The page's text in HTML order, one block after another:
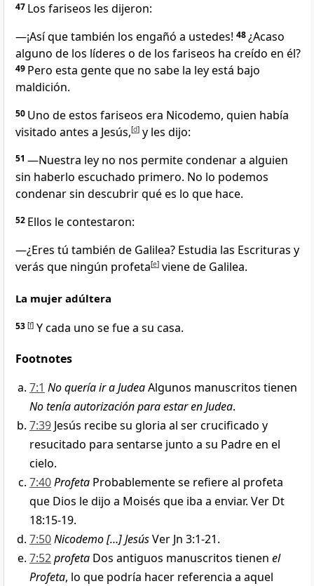
47 Los fariseos les dijeron:
—¡Así que también los engañó a ustedes! 48¿Acaso
alguno de los líderes o de los fariseos ha creído en él?
49 Pero esta gente que no sabe la ley está bajo
maldición.
50 Uno de estos fariseos era Nicodemo, quien había
visitado antes a Jesús,[d] y les dijo:
51 —Nuestra ley no nos permite condenar a alguien
sin haberlo escuchado primero. No lo podemos
condenar sin descubrir qué es lo que hace.
52 Ellos le contestaron:
—¿Eres tú también de Galilea? Estudia las Escrituras y
verás que ningún profeta[e] viene de Galilea.
La mujer adúltera
53 [f] Y cada uno se fue a su casa.
Footnotes
7:1 No quería ir a JudeaAlgunos manuscritos tienen
No tenía autorización para estar en Judea.
7:39 Jesús recibe su gloria al ser crucificado y
resucitado para sentarse junto a su Padre en el
cielo.
7:40Profeta Probablemente se refiere al profeta
que Dios le dijo a Moisés que iba a enviar. Ver Dt
18:15-19.
7:50Nicodemo […] JesúsVer Jn 3:1-21.
7:52profeta Dos antiguos manuscritos tienen el
Profeta, lo que podría hacer referencia a aquel